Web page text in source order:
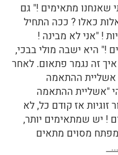
שאנחנו מתאימים !" גם
כאלו ? ככה התחיל
! "אני לא מבינה !
!" היא ישבה מולי בבכי,
זה נגמר פתאום. לאחר
אשליית ההתאמה
"אשליית ההתאמה
זוגיות אז קודם כל, לא
! יש שמתאימים יותר,
מסוים מתאים